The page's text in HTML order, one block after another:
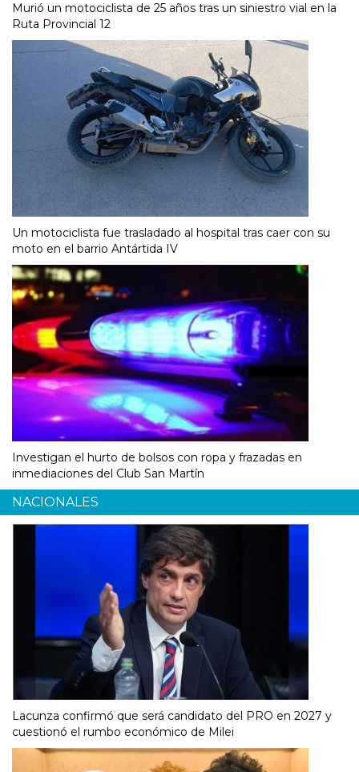
Murió un motociclista de 25 años tras un siniestro vial en la
Ruta Provincial 12
Un motociclista fue trasladado al hospital tras caer con su
moto en el barrio Antártida IV
Investigan el hurto de bolsos con ropa y frazadas en
inmediaciones del Club San Martín
NACIONALES
Lacunza confirmó que será candidato del PRO en 2027 y
cuestionó el rumbo económico de Milei